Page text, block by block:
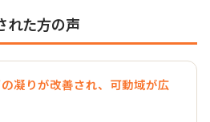
れた方の声
の凝りが改善され、可動域が広